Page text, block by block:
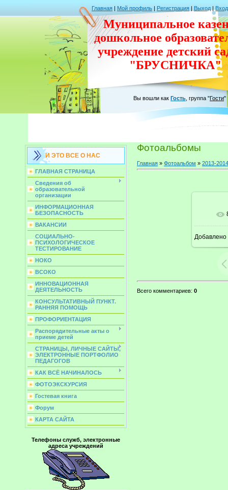
Главная | Мой профиль | Регистрация | Выход | Вход
Муниципальное
дошкольное
учреждение детский
"БРУСНИЧКА"
Вы вошли как Гость группа "Гости"
И ЭТО ВСЕ О НАС
ГЛАВНАЯ СТРАНИЦА
Сведения об
образовательной
организации
ИНФОРМАЦИОННАЯ
БЕЗОПАСНОСТЬ
ВАКАНСИИ
СОЦИАЛЬНО-
ПСИХОЛОГИЧЕСКОЕ
ТЕСТИРОВАНИЕ
НОКО
ВСОКО
ИННОВАЦИОННАЯ
ДЕЯТЕЛЬНОСТЬ
КОНСУЛЬТАТИВНЫЙ ПУНКТ.
РАННЯЯ ПОМОЩЬ
ПРОФОРИЕНТАЦИЯ
Распорядительные акты о
приеме детей
СТРАНИЦЫ, ЛИЧНЫЕ САЙТЫ,
ЭЛЕКТРОННЫЕ ПОРТФОЛИО
ПЕДАГОГОВ
КАК ВСЁ НАЧИНАЛОСЬ
ФОТОЭКСКУРСИЯ
Гостевая книга
Форум
КАРТА САЙТА
Телефоны служб, электронные
адреса учреждений
Фотоальбомы
Главная » Фотоальбом » 2013-
Добавлено
Всего комментариев: 0